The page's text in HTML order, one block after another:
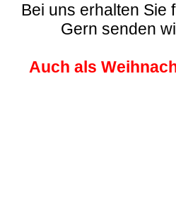
Bei uns erhalten Sie
Gern senden
Auch als